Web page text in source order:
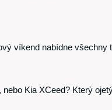
víkend nabídne všechny
Kia XCeed? Který